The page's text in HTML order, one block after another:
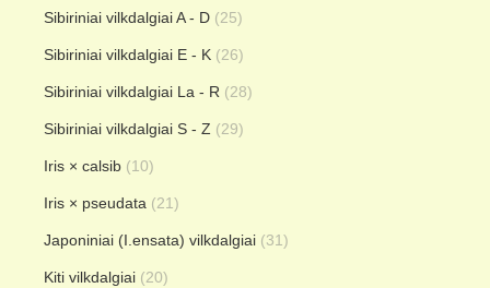
Sibiriniai vilkdalgiai A - D (25)
Sibiriniai vilkdalgiai E - K (26)
Sibiriniai vilkdalgiai La - R (28)
Sibiriniai vilkdalgiai S - Z (29)
Iris × calsib (10)
Iris × pseudata (21)
Japoniniai (I.ensata) vilkdalgiai (31)
Kiti vilkdalgiai (20)